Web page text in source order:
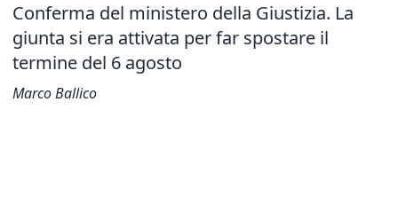
Conferma del ministero della Giustizia. La
giunta si era attivata per far spostare il
termine del 6 agosto
Marco Ballico